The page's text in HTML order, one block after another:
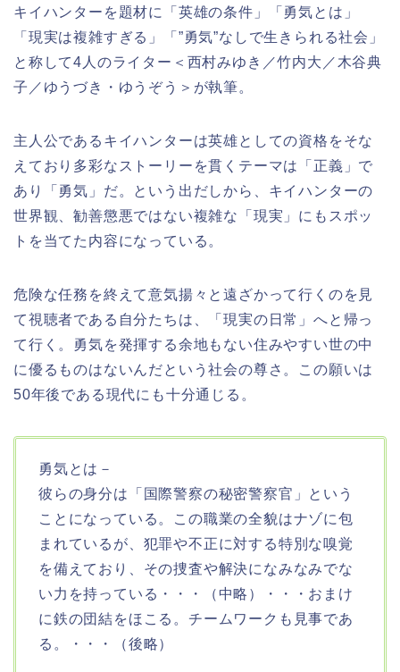
キイハンターを題材に「英雄の条件」「勇気とは」
「現実は複雑すぎる」「”勇気”なしで生きられる社会」
と称して4人のライター＜西村みゆき／竹内大／木谷典
子／ゆうづき・ゆうぞう＞が執筆。
主人公であるキイハンターは英雄としての資格をそな
えており多彩なストーリーを貫くテーマは「正義」で
あり「勇気」だ。という出だしから、キイハンターの
世界観、勧善懲悪ではない複雑な「現実」にもスポッ
トを当てた内容になっている。
危険な任務を終えて意気揚々と遠ざかって行くのを見
て視聴者である自分たちは、「現実の日常」へと帰っ
て行く。勇気を発揮する余地もない住みやすい世の中
に優るものはないんだという社会の尊さ。この願いは
50年後である現代にも十分通じる。
勇気とは－
彼らの身分は「国際警察の秘密警察官」という
ことになっている。この職業の全貌はナゾに包
まれているが、犯罪や不正に対する特別な嗅覚
を備えており、その捜査や解決になみなみでな
い力を持っている・・・（中略）・・・おまけ
に鉄の団結をほこる。チームワークも見事であ
る。・・・（後略）